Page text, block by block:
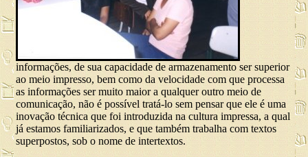
informações, de sua capacidade de armazenamento ser superior
ao meio impresso, bem como da velocidade com que processa
as informações ser muito maior a qualquer outro meio de
comunicação, não é possível tratá-lo sem pensar que ele é uma
inovação técnica que foi introduzida na cultura impressa, a qual
já estamos familiarizados, e que também trabalha com textos
superpostos, sob o nome de intertextos.